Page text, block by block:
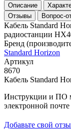
Описание
Отзывы
Вопрос-
Кабель Standard
радиостанции
Бренд
Standard Horizon
Артикул
8670
Кабель Standard
Инструкции и ПО
электронной почте
Добавьте свой